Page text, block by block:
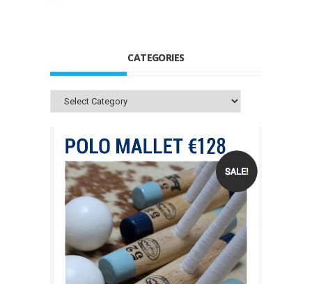
CATEGORIES
Categories